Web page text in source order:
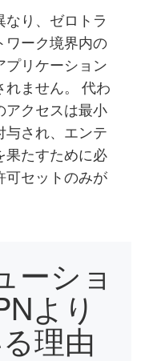
り、ゼロトラ
ワーク境界内の
プリケーション
ません。 代わ
アクセスは最小
与され、エンテ
果たすために必
可セットのみが
ーショ
より
理由